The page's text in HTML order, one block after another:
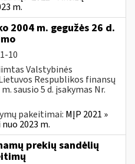
m.
2004 m. gegužės 26 d.
10
Valstybinės
Respublikos finansų
sausio 5 d. įsakymas Nr.
pakeitimai: MĮP 2021 »
2023 m.
prekių sandėlių